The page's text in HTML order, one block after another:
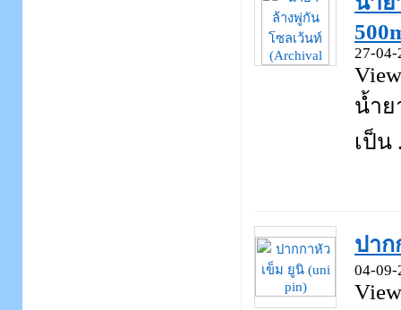
27-04-
น้ำย
เป็น
ปาก
04-09-